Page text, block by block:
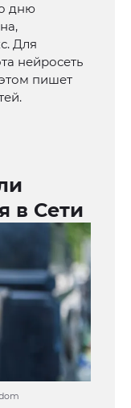
дню
Для
нейросеть
пишет
в Сети